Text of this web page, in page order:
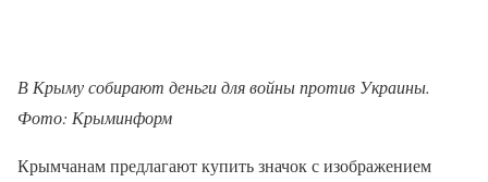
В Крыму собирают деньги для войны против Украины.
Фото: Крыминформ
Крымчанам предлагают купить значок с изображением